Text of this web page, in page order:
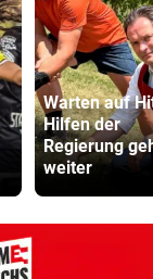
Warten auf
Hilfen der
Regierung
weiter